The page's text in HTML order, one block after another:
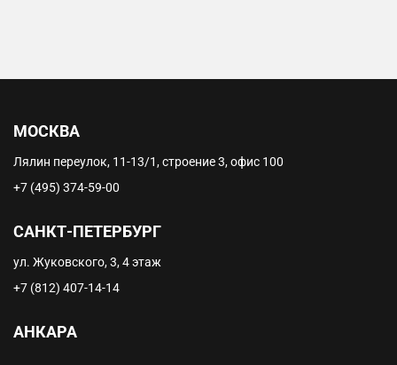
МОСКВА
Лялин переулок, 11-13/1, строение 3, офис 100
+7 (495) 374-59-00
САНКТ-ПЕТЕРБУРГ
ул. Жуковского, 3, 4 этаж
+7 (812) 407-14-14
АНКАРА